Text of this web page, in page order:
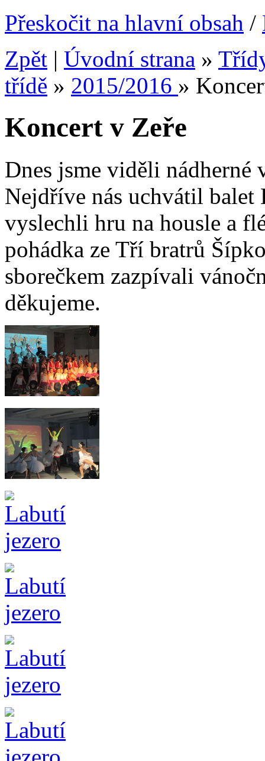
Přeskočit na hlavní obsah /
Zpět | Úvodní strana »
třídě » 2015/2016 »
Koncert v Zeře
Dnes jsme viděli nádherné
Nejdříve nás uchvátil balet
vyslechli hru na housle a
pohádka ze Tří bratrů
sborečkem zazpívali
děkujeme.